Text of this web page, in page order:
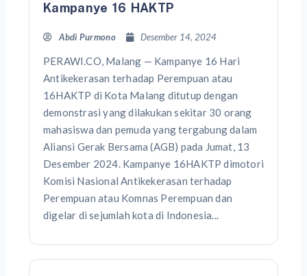
Kampanye 16 HAKTP
Abdi Purmono Desember 14, 2024
PERAWI.CO, Malang — Kampanye 16 Hari
Antikekerasan terhadap Perempuan atau
16HAKTP di Kota Malang ditutup dengan
demonstrasi yang dilakukan sekitar 30 orang
mahasiswa dan pemuda yang tergabung dalam
Aliansi Gerak Bersama (AGB) pada Jumat, 13
Desember 2024. Kampanye 16HAKTP dimotori
Komisi Nasional Antikekerasan terhadap
Perempuan atau Komnas Perempuan dan
digelar di sejumlah kota di Indonesia...